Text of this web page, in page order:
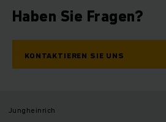
Haben Sie Fragen?
KONTAKTIEREN SIE UNS
Jungheinrich